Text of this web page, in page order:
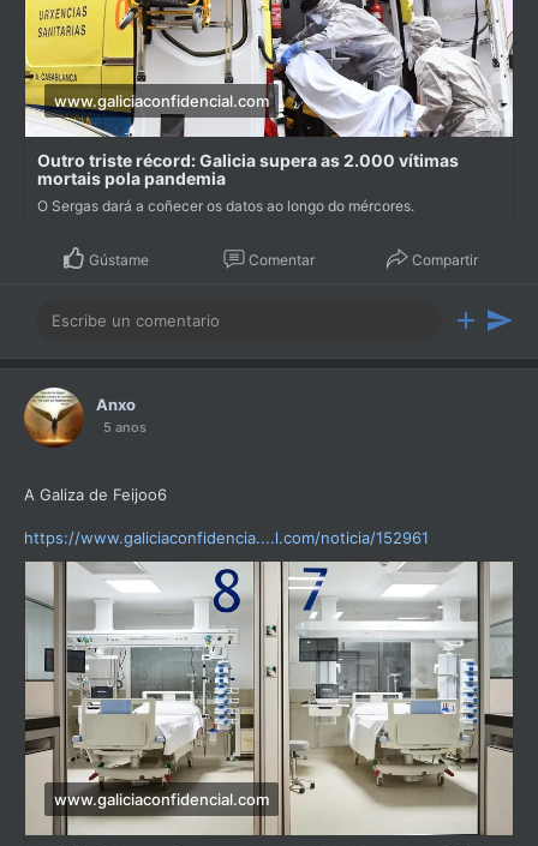
www.galiciaconfidencial.com
Outro triste récord: Galicia supera as 2.000 vítimas
mortais pola pandemia
O Sergas dará a coñecer os datos ao longo do mércores.
Gústame Comentar Compartir
Anxo
5 anos
A Galiza de Feijoo6
https://www.galiciaconfidencia....l.com/noticia/152961
www.galiciaconfidencial.com